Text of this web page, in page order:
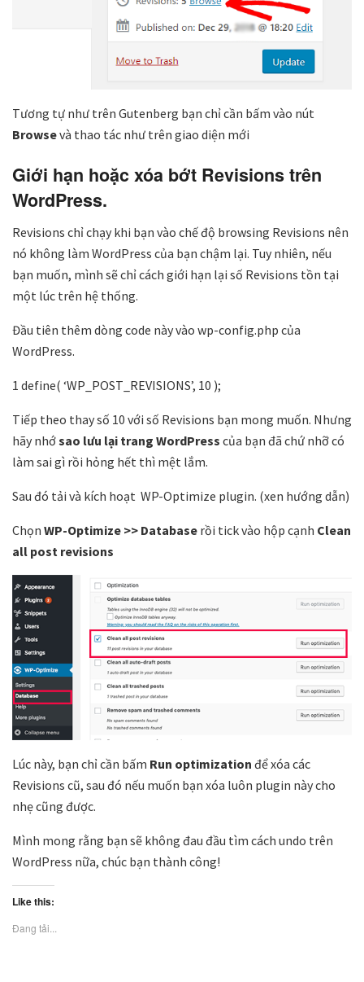
Tương tự như trên Gutenberg bạn chỉ cần bấm vào nút
Browsevà thao tác như trên giao diện mới
Giới hạn hoặc xóa bớt Revisions trên
WordPress.
Revisions chỉ chạy khi bạn vào chế độ browsing Revisions nên
nó không làm WordPress của bạn chậm lại. Tuy nhiên, nếu
bạn muốn, mình sẽ chỉ cách giới hạn lại số Revisions tồn tại
một lúc trên hệ thống.
Đầu tiên thêm dòng code này vào wp-config.php của
WordPress.
1 define( ‘WP_POST_REVISIONS’, 10 );
Tiếp theo thay số 10 với số Revisions bạn mong muốn. Nhưng
hãy nhớsao lưu lại trang WordPress của bạn đã chứ nhỡ có
làm sai gì rồi hỏng hết thì mệt lắm.
Sau đó tải và kích hoạt WP-Optimize plugin. (xen hướng dẫn)
Chọn WP-Optimize >> Database rồi tick vào hộp cạnh Clean
all post revisions
Lúc này, bạn chỉ cần bấm Run optimization để xóa các
Revisions cũ, sau đó nếu muốn bạn xóa luôn plugin này cho
nhẹ cũng được.
Mình mong rằng bạn sẽ không đau đầu tìm cách undo trên
WordPress nữa, chúc bạn thành công!
Like this:
Đang tải...